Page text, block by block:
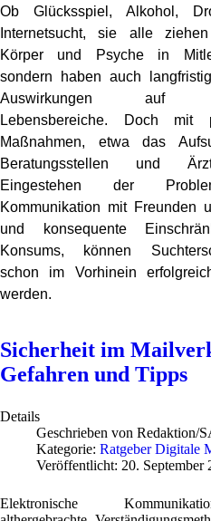
Ob Glücksspiel, Alkohol,
Internetsucht, sie alle
Körper und Psyche in
sondern haben auch
Auswirkungen auf
Lebensbereiche. Doch mit
Maßnahmen, etwa das
Beratungsstellen und
Eingestehen der
Kommunikation mit Freunden
und konsequente
Konsums, können
schon im Vorhinein
werden.
Sicherheit im
Gefahren und Tipps
Details
Geschrieben von Redaktion/
Kategorie: Ratgeber Digitale
Veröffentlicht: 20. September
Elektronische